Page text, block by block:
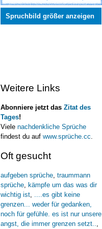
Spruchbild größer anzeigen
Weitere Links
Abonniere jetzt das Zitat des
Tages!
Viele nachdenkliche Sprüche
findest du auf www.sprüche.cc
Oft gesucht
aufgeben sprüche, traummann
sprüche, kämpfe um das was dir
wichtig ist, ....es gibt keine
grenzen... weder für gedanken,
noch für gefühle. es ist nur unsere
angst, die immer grenzen setzt..,